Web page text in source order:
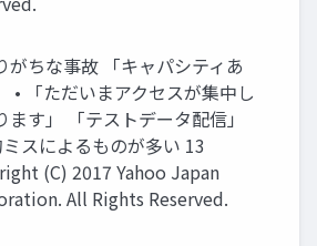
がちな事故 「キャパシティあ
• 「ただいまアクセスが集中し
ます」 「テストデータ配信」
ミスによるものが多い 13
(C) 2017 Yahoo Japan
All Rights Reserved.